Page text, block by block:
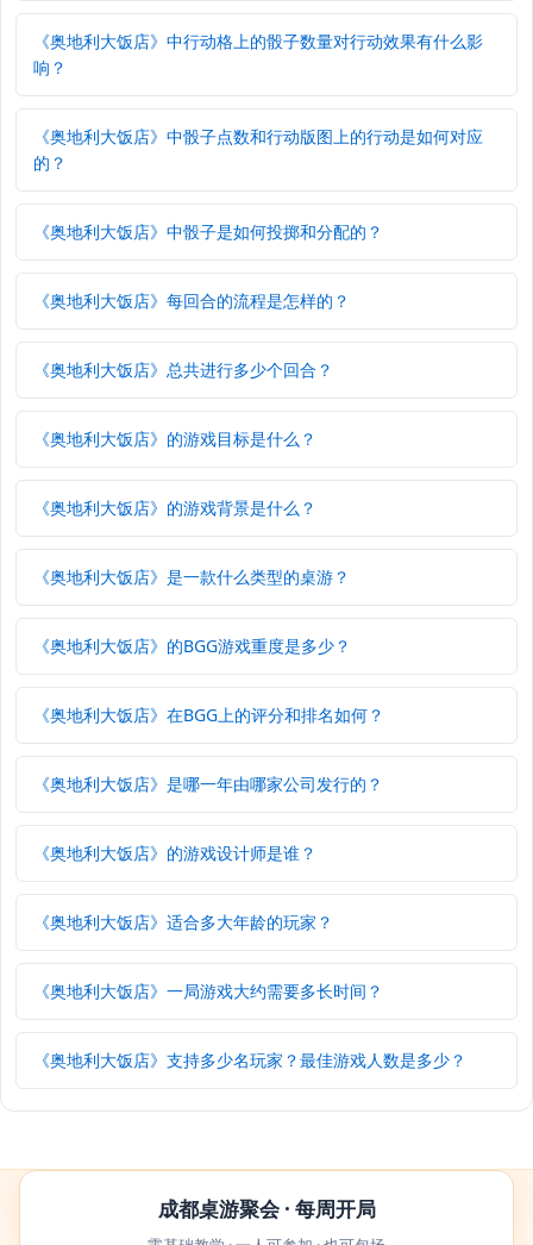
《奥地利大饭店》中行动格上的骰子数量对行动效果有什么影
响？
《奥地利大饭店》中骰子点数和行动版图上的行动是如何对应
的？
《奥地利大饭店》中骰子是如何投掷和分配的？
《奥地利大饭店》每回合的流程是怎样的？
《奥地利大饭店》总共进行多少个回合？
《奥地利大饭店》的游戏目标是什么？
《奥地利大饭店》的游戏背景是什么？
《奥地利大饭店》是一款什么类型的桌游？
《奥地利大饭店》的BGG游戏重度是多少？
《奥地利大饭店》在BGG上的评分和排名如何？
《奥地利大饭店》是哪一年由哪家公司发行的？
《奥地利大饭店》的游戏设计师是谁？
《奥地利大饭店》适合多大年龄的玩家？
《奥地利大饭店》一局游戏大约需要多长时间？
《奥地利大饭店》支持多少名玩家？最佳游戏人数是多少？
成都桌游聚会 · 每周开局